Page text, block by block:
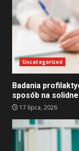
Uncategorized
Badania
sposób na
17 lipca, 2026